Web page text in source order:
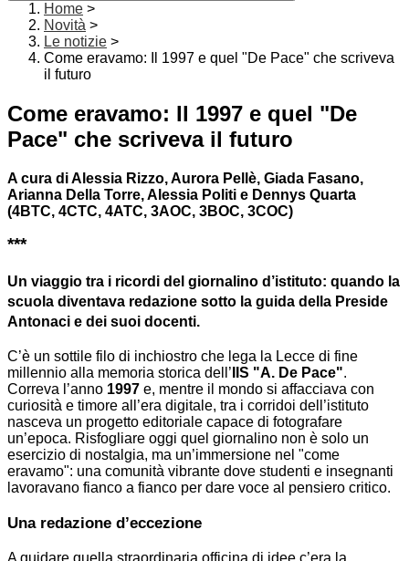
Home >
Novità >
Le notizie >
Come eravamo: Il 1997 e quel "De Pace" che scriveva
il futuro
Come eravamo: Il 1997 e quel "De
Pace" che scriveva il futuro
A cura di Alessia Rizzo, Aurora Pellè, Giada Fasano,
Arianna Della Torre, Alessia Politi e Dennys Quarta
(4BTC, 4CTC, 4ATC, 3AOC, 3BOC, 3COC)
***
Un viaggio tra i ricordi del giornalino d’istituto: quando la
scuola diventava redazione sotto la guida della Preside
Antonaci e dei suoi docenti.
C’è un sottile filo di inchiostro che lega la Lecce di fine
millennio alla memoria storica dell’ IIS "A. De Pace".
Correva l’anno 1997 e, mentre il mondo si affacciava con
curiosità e timore all’era digitale, tra i corridoi dell’istituto
nasceva un progetto editoriale capace di fotografare
un’epoca. Risfogliare oggi quel giornalino non è solo un
esercizio di nostalgia, ma un’immersione nel "come
eravamo": una comunità vibrante dove studenti e insegnanti
lavoravano fianco a fianco per dare voce al pensiero critico.
Una redazione d’eccezione
A guidare quella straordinaria officina di idee c’era la